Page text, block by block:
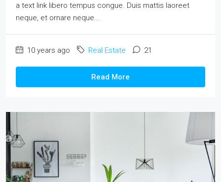
a text link libero tempus congue. Duis mattis laoreet
neque, et ornare neque...
10 years ago Real Estate 21
Read More